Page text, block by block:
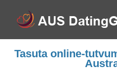
Tasuta online-